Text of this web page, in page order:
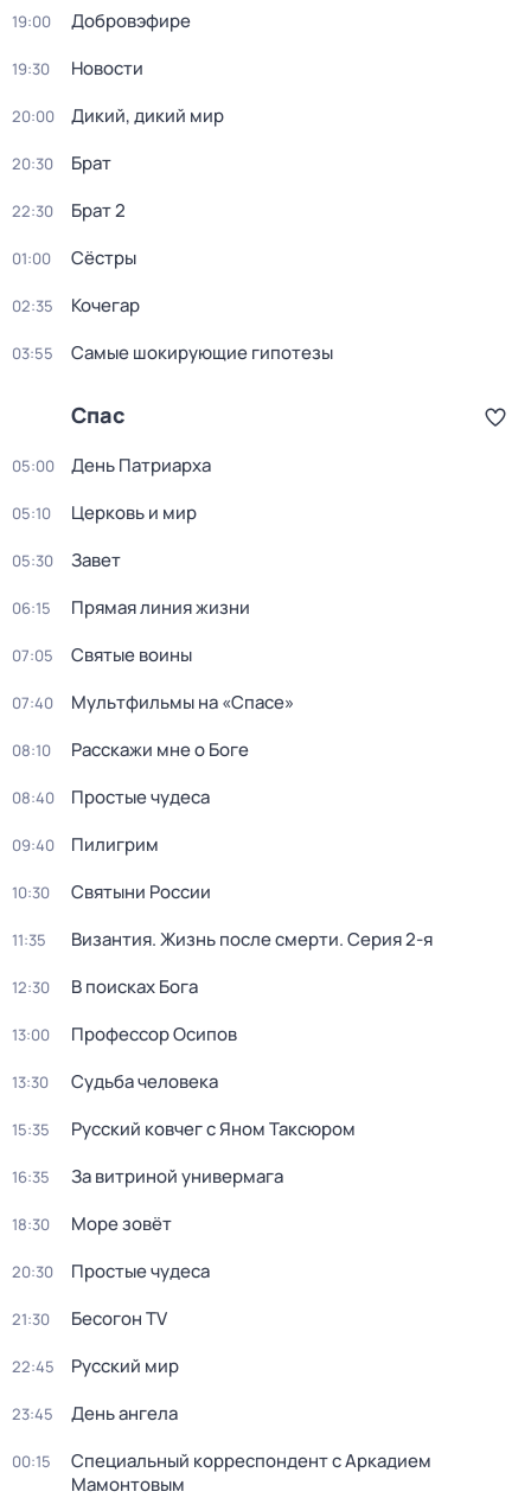
19:00 Добровэфире
19:30 Новости
20:00 Дикий, дикий мир
20:30 Брат
22:30 Брат 2
01:00 Сёстры
02:35 Koчегар
03:55 Самые шoкиpующие гипотезы
Спас
05:00 День Патриарха
05:10 Церковь и мир
05:30 Завет
06:15 Прямая линия жизни
07:05 Святые воины
07:40 Мультфильмы на «Спасе»
08:10 Расскажи мне о Боге
08:40 Простые чудеса
09:40 Пилигрим
10:30 Святыни России
11:35 Византия. Жизнь после смерти. Серия 2-я
12:30 В поисках Бога
13:00 Профессор Осипов
13:30 Судьба человека
15:35 Русский ковчег с Яном Таксюром
16:35 За витриной универмага
18:30 Море зовёт
20:30 Простые чудеса
21:30 Бесогон TV
22:45 Русский мир
23:45 День ангела
00:15
Специальный корреспондент с Аркадием
Мамонтовым